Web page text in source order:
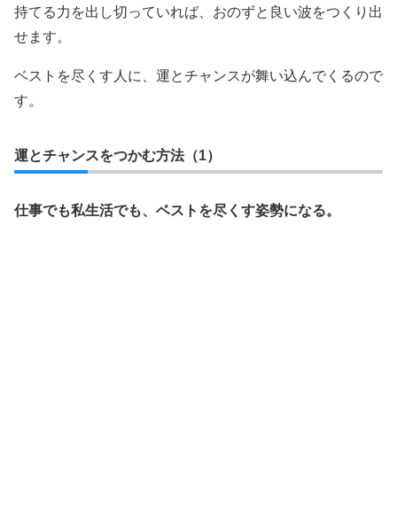
持てる力を出し切っていれば、おのずと良い波をつくり出
せます。
ベストを尽くす人に、運とチャンスが舞い込んでくるので
す。
運とチャンスをつかむ方法（1）
仕事でも私生活でも、ベストを尽くす姿勢になる。